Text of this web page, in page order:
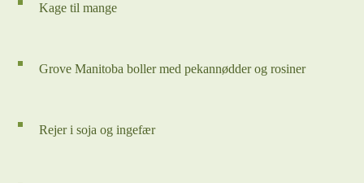
Kage til mange
Grove Manitoba boller med pekannødder og rosiner
Rejer i soja og ingefær